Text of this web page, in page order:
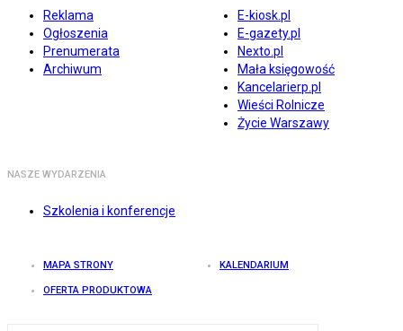
Reklama
Ogłoszenia
Prenumerata
Archiwum
E-kiosk.pl
E-gazety.pl
Nexto.pl
Mała księgowość
Kancelarierp.pl
Wieści Rolnicze
Życie Warszawy
NASZE WYDARZENIA
Szkolenia i konferencje
MAPA STRONY KALENDARIUM
OFERTA PRODUKTOWA